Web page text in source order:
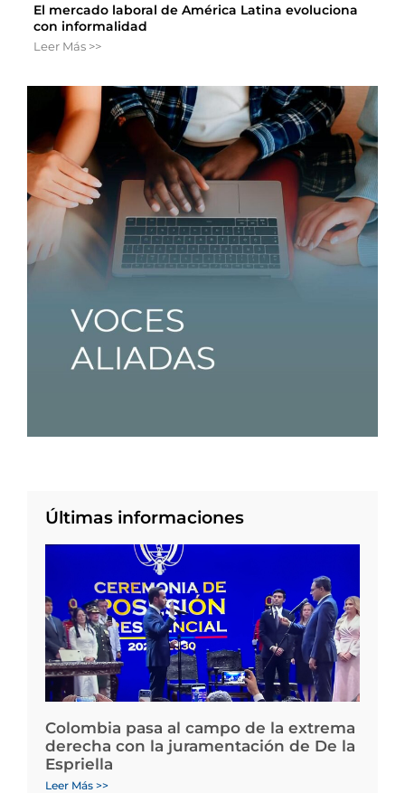
El mercado laboral de América Latina evoluciona
con informalidad
Leer Más >>
Últimas informaciones
Colombia pasa al campo de la extrema
derecha con la juramentación de De la
Espriella
Leer Más >>